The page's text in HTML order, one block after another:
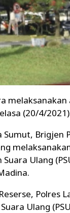
melaksanakan
(20/4/
Brigjen
Ulang
Polres
Ulang